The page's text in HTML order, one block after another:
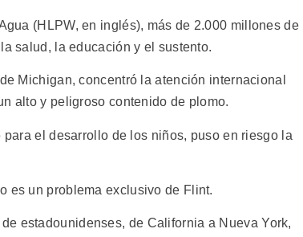
(HLPW, en inglés), más de 2.000 millones de
salud, la educación y el sustento.
Michigan, concentró la atención internacional
alto y peligroso contenido de plomo.
el desarrollo de los niños, puso en riesgo la
es un problema exclusivo de Flint.
estadounidenses, de California a Nueva York,